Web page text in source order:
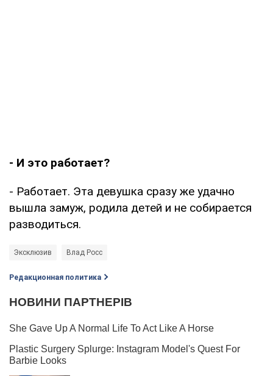
- И это работает?
- Работает. Эта девушка сразу же удачно
вышла замуж, родила детей и не собирается
разводиться.
Эксклюзив Влад Росс
Редакционная политика